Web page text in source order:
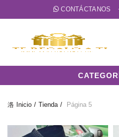
CONTÁCTANOS
Inicio Tienda Página 5